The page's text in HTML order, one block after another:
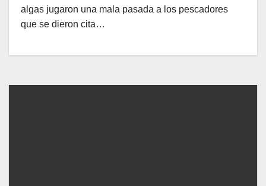
algas jugaron una mala pasada a los pescadores
que se dieron cita…